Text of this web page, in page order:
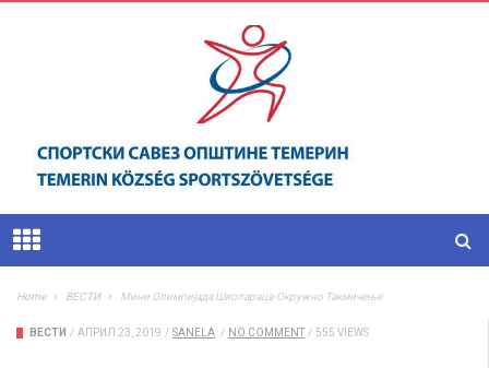
Home ВЕСТИ Мини Олимпијада Школараца-Окружно Такмичење
ВЕСТИ / АПРИЛ 23, 2019 / SANELA / NO COMMENT / 555 VIEWS